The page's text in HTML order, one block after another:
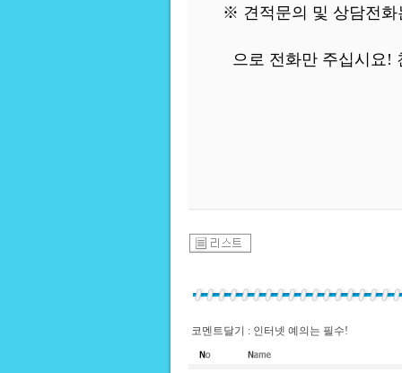
※ 견적문의 및 상담전화
으로 전화만 주십시요!
코멘트달기 : 인터넷 예의는 필수!